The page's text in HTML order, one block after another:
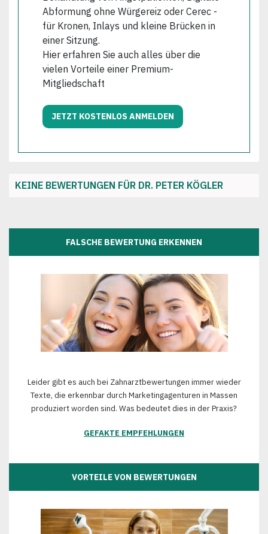
Abformung ohne Würgereiz oder Cerec -
für Kronen, Inlays und kleine Brücken in
einer Sitzung.
Hier erfahren Sie auch alles über die
vielen Vorteile einer Premium-
Mitgliedschaft
JETZT KOSTENLOS ANMELDEN
KEINE BEWERTUNGEN FÜR DR. PETER KÖGLER
FALSCHE BEWERTUNG ERKENNEN
Leider gibt es auch bei Zahnarztbewertungen immer wieder
Texte, die erkennbar durch Marketingagenturen in Massen
produziert worden sind. Was bedeutet dies in der Praxis?
GEFAKTE EMPFEHLUNGEN
VORTEILE VON BEWERTUNGEN